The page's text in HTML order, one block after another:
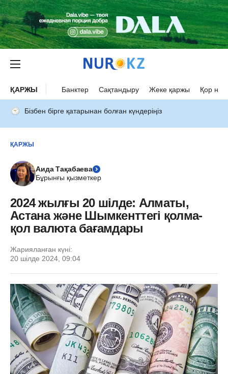
ҚАРЖЫ Банктер Сақтандыру Жеке қаржы Қор
Бізбен бірге қатарынан болған күндеріңіз
ҚАРЖЫ
Аида Тақабаева
Бұрынғы қызметкер
2024 жылғы 20 шілде: Алматы,
Астана және Шымкенттегі қолма-
қол валюта бағамдары
Жарияланған күні:
20 шілде 2024, 09:04